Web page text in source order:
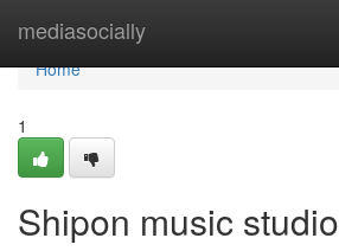
mediasocially
Home
Home
1
Shipon music studio